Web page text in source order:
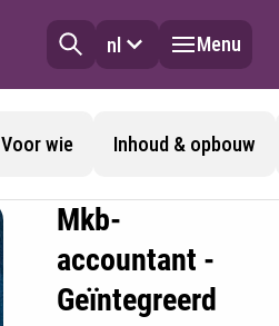
nl Menu
Voor wie Inhoud & opbouw
Mkb-
accountant -
Geïntegreerd